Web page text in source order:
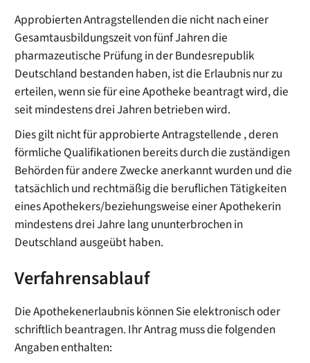
Approbierten Antragstellenden die nicht nach einer
Gesamtausbildungszeit von fünf Jahren die
pharmazeutische Prüfung in der Bundesrepublik
Deutschland bestanden haben, ist die Erlaubnis nur zu
erteilen, wenn sie für eine Apotheke beantragt wird, die
seit mindestens drei Jahren betrieben wird.
Dies gilt nicht für approbierte Antragstellende , deren
förmliche Qualifikationen bereits durch die zuständigen
Behörden für andere Zwecke anerkannt wurden und die
tatsächlich und rechtmäßig die beruflichen Tätigkeiten
eines Apothekers/beziehungsweise einer Apothekerin
mindestens drei Jahre lang ununterbrochen in
Deutschland ausgeübt haben.
Verfahrensablauf
Die Apothekenerlaubnis können Sie elektronisch oder
schriftlich beantragen. Ihr Antrag muss die folgenden
Angaben enthalten: